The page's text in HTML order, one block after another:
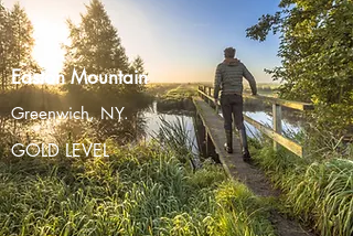
Easton Mountain
Greenwich, NY.
GOLD LEVEL